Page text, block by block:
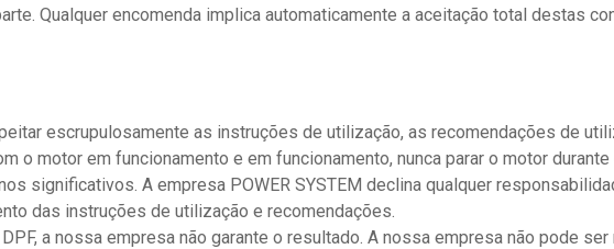
Qualquer encomenda implica automaticamente a aceitação total destas
escrupulosamente as instruções de utilização, as recomendações de
o motor em funcionamento e em funcionamento, nunca parar o motor
significativos. A empresa POWER SYSTEM declina qualquer
das instruções de utilização e recomendações.
a nossa empresa não garante o resultado. A nossa empresa não pode